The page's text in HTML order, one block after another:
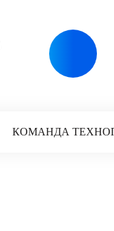
для
КОМАНДА